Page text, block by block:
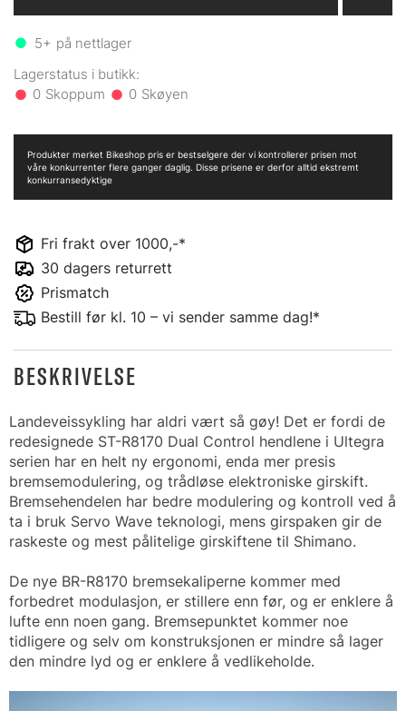
5+ på nettlager
0 0
Fri frakt over 1000,-*
30 dagers returrett
Prismatch
Bestill før kl. 10 – vi sender samme dag!*
Produkter merket Bikeshop pris er bestselgere der vi kontrollerer prisen mot
våre konkurrenter flere ganger daglig. Disse prisene er derfor alltid ekstremt
konkurransedyktige
BESKRIVELSE
Landeveissykling har aldri vært så gøy! Det er fordi de
redesignede ST-R8170 Dual Control hendlene i Ultegra
serien har en helt ny ergonomi, enda mer presis
bremsemodulering, og trådløse elektroniske girskift.
Bremsehendelen har bedre modulering og kontroll ved å
ta i bruk Servo Wave teknologi, mens girspaken gir de
raskeste og mest pålitelige girskiftene til Shimano.
De nye BR-R8170 bremsekaliperne kommer med
forbedret modulasjon, er stillere enn før, og er enklere å
lufte enn noen gang. Bremsepunktet kommer noe
tidligere og selv om konstruksjonen er mindre så lager
den mindre lyd og er enklere å vedlikeholde.